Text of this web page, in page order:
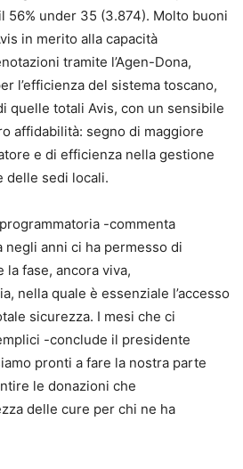
56% under 35 (3.874). Molto buoni
in merito alla capacità
tramite l’Agen-Dona,
l’efficienza del sistema toscano,
quelle totali Avis, con un sensibile
affidabilità: segno di maggiore
e di efficienza nella gestione
delle sedi locali.
-commenta
anni ci ha permesso di
fase, ancora viva,
nella quale è essenziale l’accesso
sicurezza. I mesi che ci
-conclude il presidente
pronti a fare la nostra parte
le donazioni che
delle cure per chi ne ha